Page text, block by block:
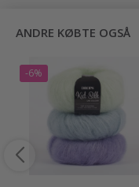
ANDRE KØBTE OGSÅ
-6%